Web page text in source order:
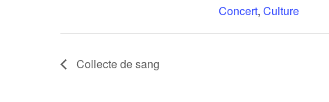
Concert, Culture
Collecte de sang